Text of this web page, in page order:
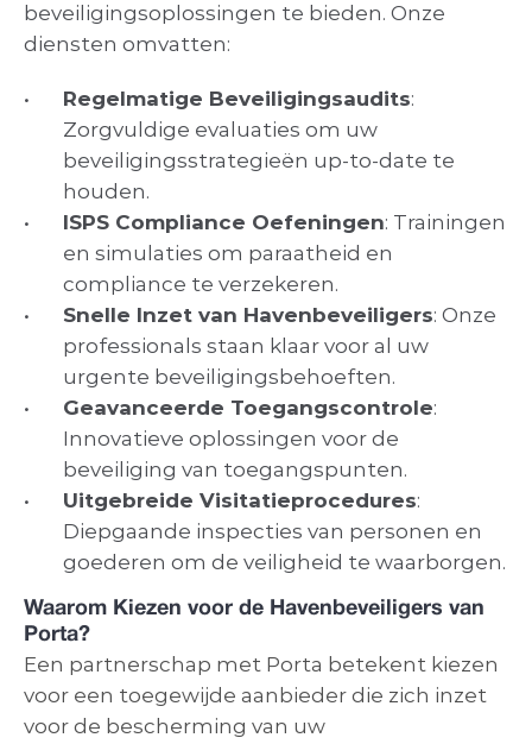
beveiligingsoplossingen te bieden. Onze
diensten omvatten:
Regelmatige Beveiligingsaudits:
Zorgvuldige evaluaties om uw
beveiligingsstrategieën up-to-date te
houden.
ISPS Compliance Oefeningen: Trainingen
en simulaties om paraatheid en
compliance te verzekeren.
Snelle Inzet van Havenbeveiligers: Onze
professionals staan klaar voor al uw
urgente beveiligingsbehoeften.
Geavanceerde Toegangscontrole:
Innovatieve oplossingen voor de
beveiliging van toegangspunten.
Uitgebreide Visitatieprocedures:
Diepgaande inspecties van personen en
goederen om de veiligheid te waarborgen.
Waarom Kiezen voor de Havenbeveiligers van
Porta?
Een partnerschap met Porta betekent kiezen
voor een toegewijde aanbieder die zich inzet
voor de bescherming van uw